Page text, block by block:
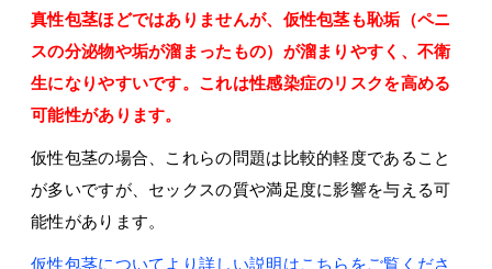
真性包茎ほどではありませんが、仮性包茎も恥垢（ペニ
スの分泌物や垢が溜まったもの）が溜まりやすく、不衛
生になりやすいです。これは性感染症のリスクを高める
可能性があります。
仮性包茎の場合、これらの問題は比較的軽度であること
が多いですが、セックスの質や満足度に影響を与える可
能性があります。
仮性包茎についてより詳しい説明はこちらをご覧くださ